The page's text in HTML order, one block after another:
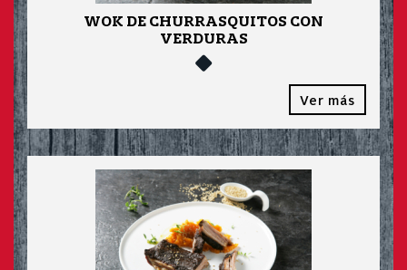
WOK DE CHURRASQUITOS CON
VERDURAS
Ver más